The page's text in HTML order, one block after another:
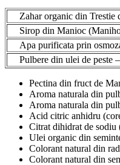
Zahar organic din Trestie
Sirop din Manioc
Apa purificata prin
Pulbere din ulei de peste
Pectina din fruct de
Aroma naturala din
Aroma naturala din
Acid citric anhidru
Citrat dihidrat de sodiu
Ulei organic din
Colorant natural din
Colorant natural din